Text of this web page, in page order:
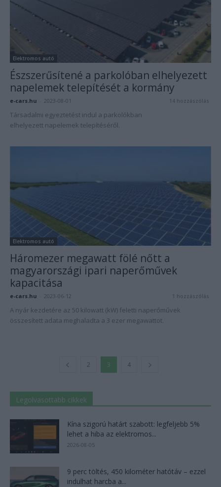
Elektromos autó
Észszerűsítené a parkolóban elhelyezett
napelemek telepítését a kormány
e-cars.hu 2023-08-01 14 hozzászólás
Társadalmi egyeztetést indul a parkolókban
elhelyezett napelemek telepítéséről.
Elektromos autó
Háromezer megawatt fölé nőtt a
magyarországi ipari naperőművek
kapacitása
e-cars.hu 2023-06-12 1 hozzászólás
A nyár kezdetére az 50 kilowatt (kW) feletti naperőművek
összesített adata meghaladta a 3 ezer megawattot.
2 3 4
Legolvasottabb cikkek
Kína szigorú határt szabott: legfeljebb 5%
lehet a hiba az elektromos...
2026-08-05
9 perc töltés, 450 kilométer hatótáv – ezzel
indulhat harcba a...